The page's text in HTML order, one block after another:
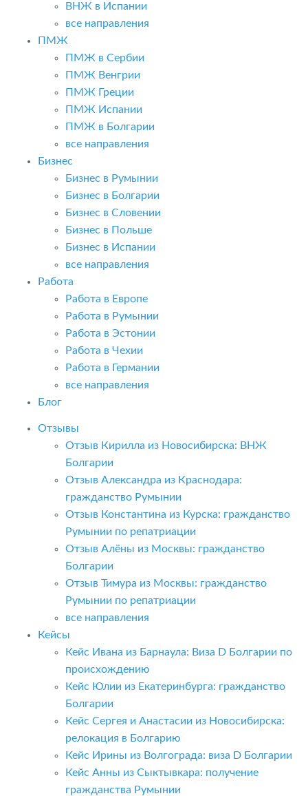
ВНЖ в Испании
все направления
ПМЖ
ПМЖ в Сербии
ПМЖ Венгрии
ПМЖ Греции
ПМЖ Испании
ПМЖ в Болгарии
все направления
Бизнес
Бизнес в Румынии
Бизнес в Болгарии
Бизнес в Словении
Бизнес в Польше
Бизнес в Испании
все направления
Работа
Работа в Европе
Работа в Румынии
Работа в Эстонии
Работа в Чехии
Работа в Германии
все направления
Блог
Отзывы
Отзыв Кирилла из Новосибирска: ВНЖ
Болгарии
Отзыв Александра из Краснодара:
гражданство Румынии
Отзыв Константина из Курска: гражданство
Румынии по репатриации
Отзыв Алёны из Москвы: гражданство
Болгарии
Отзыв Тимура из Москвы: гражданство
Румынии по репатриации
все направления
Кейсы
Кейс Ивана из Барнаула: Виза D Болгарии по
происхождению
Кейс Юлии из Екатеринбурга: гражданство
Болгарии
Кейс Сергея и Анастасии из Новосибирска:
релокация в Болгарию
Кейс Ирины из Волгограда: виза D Болгарии
Кейс Анны из Сыктывкара: получение
гражданства Румынии